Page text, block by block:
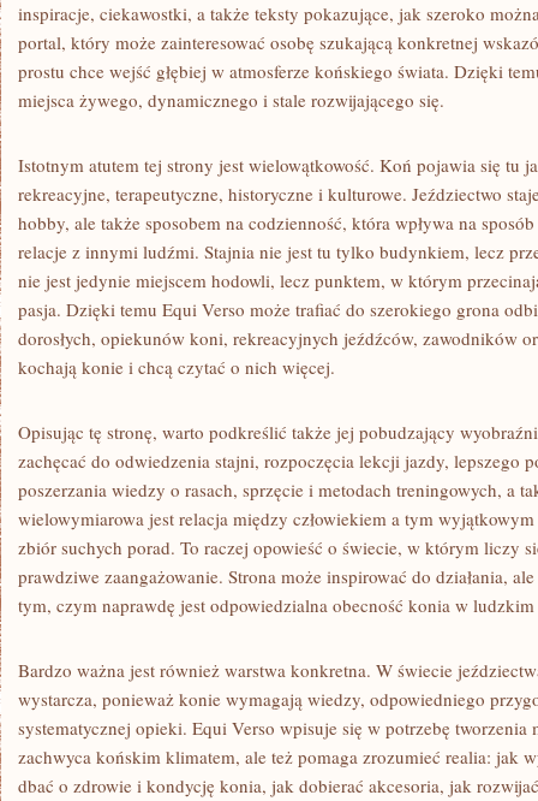
inspiracje, ciekawostki, a także teksty pokazujące, jak szeroko
portal, który może zainteresować osobę szukającą konkretnej
prostu chce wejść głębiej w atmosferze końskiego świata. Dzięki
miejsca żywego, dynamicznego i stale rozwijającego się.
Istotnym atutem tej strony jest wielowątkowość. Koń pojawia się tu
rekreacyjne, terapeutyczne, historyczne i kulturowe. Jeździectwo
hobby, ale także sposobem na codzienność, która wpływa na
relacje z innymi ludźmi. Stajnia nie jest tu tylko budynkiem, lecz
nie jest jedynie miejscem hodowli, lecz punktem, w którym
pasja. Dzięki temu Equi Verso może trafiać do szerokiego grona
dorosłych, opiekunów koni, rekreacyjnych jeźdźców, zawodników
kochają konie i chcą czytać o nich więcej.
Opisując tę stronę, warto podkreślić także jej pobudzający
zachęcać do odwiedzenia stajni, rozpoczęcia lekcji jazdy, lepszego
poszerzania wiedzy o rasach, sprzęcie i metodach treningowych, a
wielowymiarowa jest relacja między człowiekiem a tym
zbiór suchych porad. To raczej opowieść o świecie, w którym liczy
prawdziwe zaangażowanie. Strona może inspirować do działania,
tym, czym naprawdę jest odpowiedzialna obecność konia w
Bardzo ważna jest również warstwa konkretna. W świecie
wystarcza, ponieważ konie wymagają wiedzy, odpowiedniego
systematycznej opieki. Equi Verso wpisuje się w potrzebę
zachwyca końskim klimatem, ale też pomaga zrozumieć realia: jak
dbać o zdrowie i kondycję konia, jak dobierać akcesoria, jak